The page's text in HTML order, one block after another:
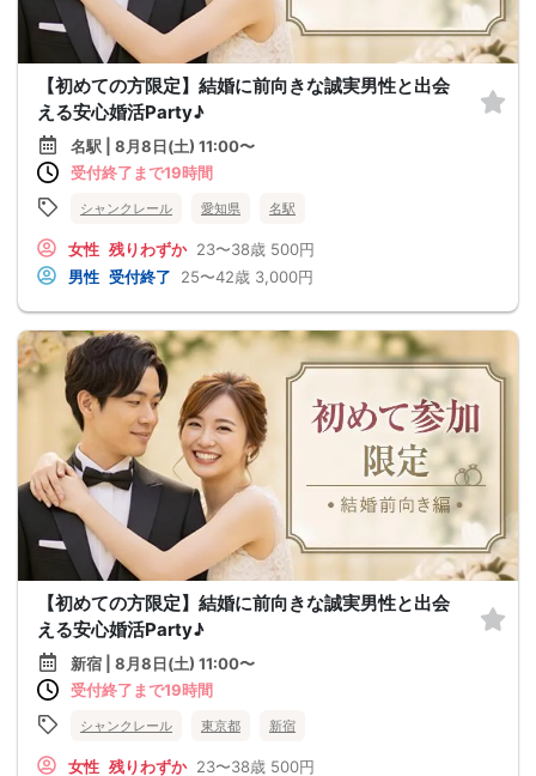
【初めての方限定】結婚に前向きな誠実男性と出会
える安心婚活Party♪
名駅 | 8月8日(土) 11:00〜
受付終了まで19時間
シャンクレール 愛知県 名駅
女性 残りわずか 23〜38歳 500円
男性 受付終了 25〜42歳 3,000円
【初めての方限定】結婚に前向きな誠実男性と出会
える安心婚活Party♪
新宿 | 8月8日(土) 11:00〜
受付終了まで19時間
シャンクレール 東京都 新宿
女性 残りわずか 23〜38歳 500円